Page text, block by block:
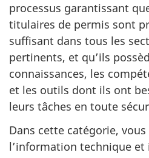
processus garantissant
titulaires de permis sont
suffisant dans tous les
pertinents, et qu’ils
connaissances, les
et les outils dont ils ont
leurs tâches en toute
Dans cette catégorie,
l’information technique et